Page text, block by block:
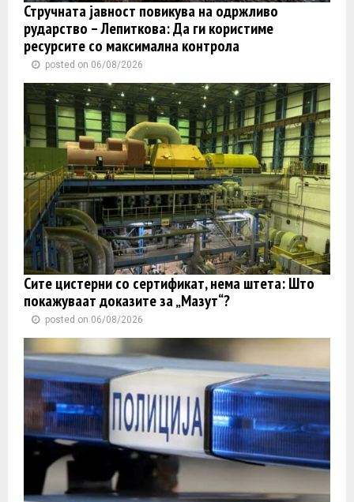
Стручната јавност повикува на одржливо
рударство – Лепиткова: Да ги користиме
ресурсите со максимална контрола
posted on 06/08/2026
Сите цистерни со сертификат, нема штета: Што
покажуваат доказите за „Мазут“?
posted on 06/08/2026